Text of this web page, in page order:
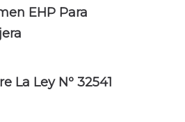
EHP Para
La Ley Nº 32541